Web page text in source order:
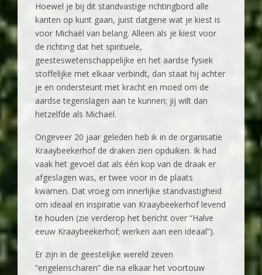
Hoewel je bij dit standvastige richtingbord alle
kanten op kunt gaan, juist datgene wat je kiest is
voor Michaël van belang. Alleen als je kiest voor
de richting dat het spirituele,
geesteswetenschappelijke en het aardse fysiek
stoffelijke met elkaar verbindt, dan staat hij achter
je en ondersteunt met kracht en moed om de
aardse tegenslagen aan te kunnen; jij wilt dan
hetzelfde als Michaël.
Ongeveer 20 jaar geleden heb ik in de organisatie
Kraaybeekerhof de draken zien opduiken. Ik had
vaak het gevoel dat als één kop van de draak er
afgeslagen was, er twee voor in de plaats
kwamen. Dat vroeg om innerlijke standvastigheid
om ideaal en inspiratie van Kraaybeekerhof levend
te houden (zie verderop het bericht over “Halve
eeuw Kraaybeekerhof; werken aan een ideaal”).
Er zijn in de geestelijke wereld zeven
“engelenscharen” die na elkaar het voortouw